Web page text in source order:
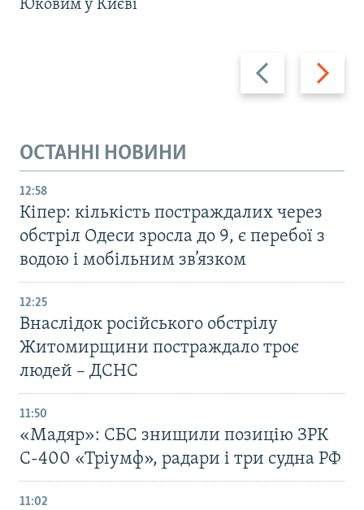
Назад Вперед
Юковим у Києві
ОСТАННІ НОВИНИ
12:58
Кіпер: кількість постраждалих через
обстріл Одеси зросла до 9, є перебої з
водою і мобільним зв’язком
12:25
Внаслідок російського обстрілу
Житомирщини постраждало троє
людей – ДСНС
11:50
«Мадяр»: СБС знищили позицію ЗРК
С-400 «Тріумф», радари і три судна РФ
11:02